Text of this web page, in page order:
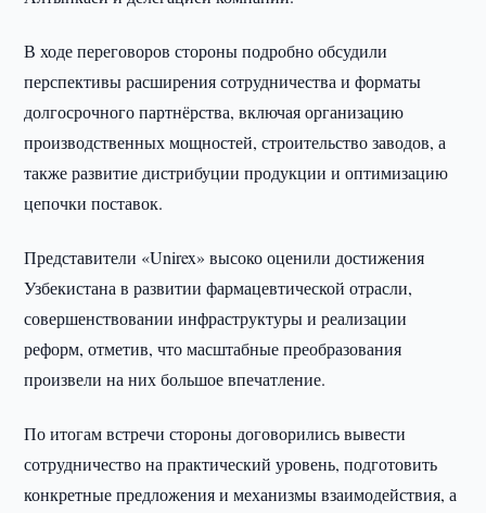
В ходе переговоров стороны подробно обсудили
перспективы расширения сотрудничества и форматы
долгосрочного партнёрства, включая организацию
производственных мощностей, строительство заводов, а
также развитие дистрибуции продукции и оптимизацию
цепочки поставок.
Представители «Unirex» высоко оценили достижения
Узбекистана в развитии фармацевтической отрасли,
совершенствовании инфраструктуры и реализации
реформ, отметив, что масштабные преобразования
произвели на них большое впечатление.
По итогам встречи стороны договорились вывести
сотрудничество на практический уровень, подготовить
конкретные предложения и механизмы взаимодействия, а